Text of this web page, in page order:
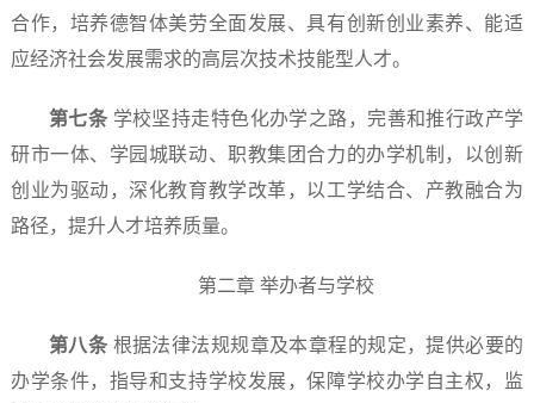
合作，培养德智体美劳全面发展、具有创新创业素养、能适
应经济社会发展需求的高层次技术技能型人才。
第七条 学校坚持走特色化办学之路，完善和推行政产学
研市一体、学园城联动、职教集团合力的办学机制，以创新
创业为驱动，深化教育教学改革，以工学结合、产教融合为
路径，提升人才培养质量。
第二章 举办者与学校
第八条 根据法律法规规章及本章程的规定，提供必要的
办学条件，指导和支持学校发展，保障学校办学自主权，监